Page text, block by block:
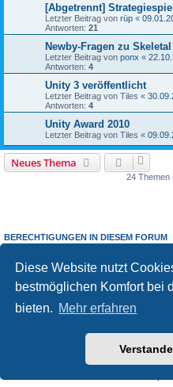
Diese Website nutzt
bestmöglichen Komfort bei
bieten. Mehr erfahren
[Abgetrennt]
Letzter Beitrag von rüp «
Antworten: 21
Newby-Fragen zu
Letzter Beitrag von ponx «
Antworten: 4
Unity 3 veröffentlicht
Letzter Beitrag von Tiles «
Antworten: 4
Unity Award 2010
Letzter Beitrag von Tiles «
Neues Thema
24 Themen
BERECHTIGUNGEN IN DIESEM FORUM
Du darfst keineAntworten zu Themen in
Du darfst deine Beiträge in diesem Forum
Du darfst deine Beiträge in diesem Forum
keine
Powered byphpBB®
Deutsche